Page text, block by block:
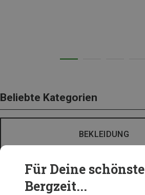
Beliebte Kategorien
BEKLEIDUNG
Für Deine schönste
Bergzeit...